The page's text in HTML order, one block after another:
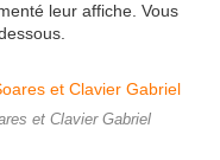
leur affiche. Vous
et Clavier Gabriel